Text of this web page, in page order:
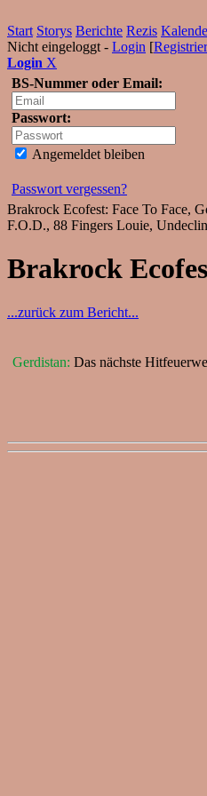
Start Storys Berichte Rezis
Nicht eingeloggt - Login [
Login X
BS-Nummer oder Email:
Passwort:
Angemeldet bleiben
Passwort vergessen?
Brakrock Ecofest: Face To Face,
F.O.D., 88 Fingers Louie,
Brakrock
...zurück zum Bericht...
Gerdistan: Das nächste